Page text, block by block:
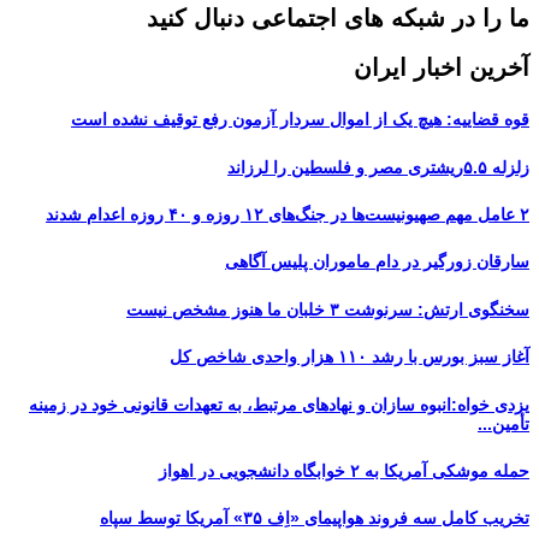
ما را در شبکه های اجتماعی دنبال کنید
آخرین اخبار ایران
قوه قضاییه: هیچ یک از اموال سردار آزمون رفع توقیف نشده است
زلزله ۵.۵ریشتری مصر و فلسطین را لرزاند
۲ عامل مهم صهیونیست‌ها در جنگ‌های ۱۲ روزه و ۴۰ روزه اعدام شدند
سارقان زورگیر در دام ماموران پلیس آگاهی
سخنگوی ارتش: سرنوشت ۳ خلبان ما هنوز مشخص نیست
آغاز سبز بورس با رشد ۱۱۰ هزار واحدی شاخص کل
یزدی خواه:انبوه سازان و نهادهای مرتبط، به تعهدات قانونی خود در زمینه
تأمین...
حمله موشکی آمریکا به ۲ خوابگاه دانشجویی در اهواز
تخریب کامل سه فروند هواپیمای «اِف ۳۵» آمریکا توسط سپاه